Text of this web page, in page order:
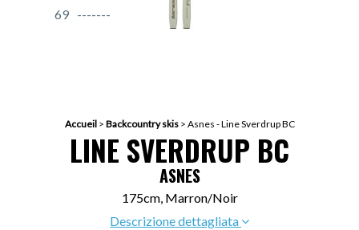
69
Accueil> Backcountry skis> Asnes - Line Sverdrup BC
LINE SVERDRUP BC
ASNES
175cm, Marron/Noir
Descrizione dettagliata